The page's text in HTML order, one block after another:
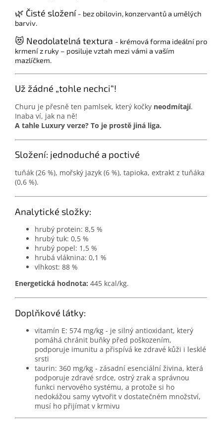
🌿 Čisté složení - bez obilovin, konzervantů a umělých
barviv.
😻 Neodolatelná textura - krémová forma ideální pro
krmení z ruky – posiluje vztah mezi vámi a vaším
mazlíčkem.
Už žádné „tohle nechci“!
Churu je přesně ten pamlsek, který kočky neodmítají.
Inaba ví, jak na ně!
A tahle Luxury verze? To je prostě jiná liga.
Složení: jednoduché a poctivé
tuňák (26 %), mořský jazyk (6 %), tapioka, extrakt z tuňáka
(0,6 %).
Analytické složky:
hrubý protein: 8,5 %
hrubý tuk: 0,5 %
hrubý popel: 1,5 %
hrubá vláknina: 0,1 %
vlhkost: 88 %
Energetická hodnota: 445 kcal/kg.
Doplňkové látky:
vitamín E: 574 mg/kg - je silný antioxidant, který
pomáhá chránit buňky před poškozením,
podporuje imunitu a přispívá ke zdravé kůži i lesklé
srsti
taurin: 360 mg/kg - zásadní esenciální živina, která
podporuje zdravé srdce, ostrý zrak a správnou
funkci nervového systému, a protože si ho
nedokážou samy vytvořit v dostatečném množství,
musí ho přijímat v krmivu